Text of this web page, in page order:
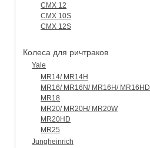
CMX 12
CMX 10S
CMX 12S
Колеса для ричтраков
Yale
MR14/ MR14H
MR16/ MR16N/ MR16H/ MR16HD
MR18
MR20/ MR20H/ MR20W
MR20HD
MR25
Jungheinrich